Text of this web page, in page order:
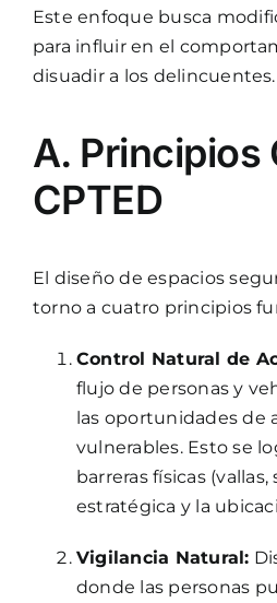
Este enfoque busca
para influir en el
disuadir a los delincuentes.
A. Principios
CPTED
El diseño de espacios
torno a cuatro principios
Control Natural de
flujo de personas y
las oportunidades de
vulnerables. Esto se
barreras físicas
estratégica y la
Vigilancia Natural:
donde las personas